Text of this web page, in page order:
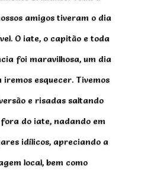
amigos tiveram o dia
O iate, o capitão e toda
foi maravilhosa, um dia
iremos esquecer. Tivemos
e risadas saltando
do iate, nadando em
idílicos, apreciando a
local, bem como